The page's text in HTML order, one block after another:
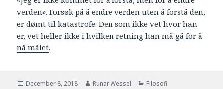
verden». Forsøk på å endre verden uten å forstå den,
er dømt til katastrofe.Den som ikke vet hvor han
er, vet heller ikke i hvilken retning han må gå for å
nå målet.
Posted
December 8, 2018 Author
Runar Wessel Categories
Filosofi